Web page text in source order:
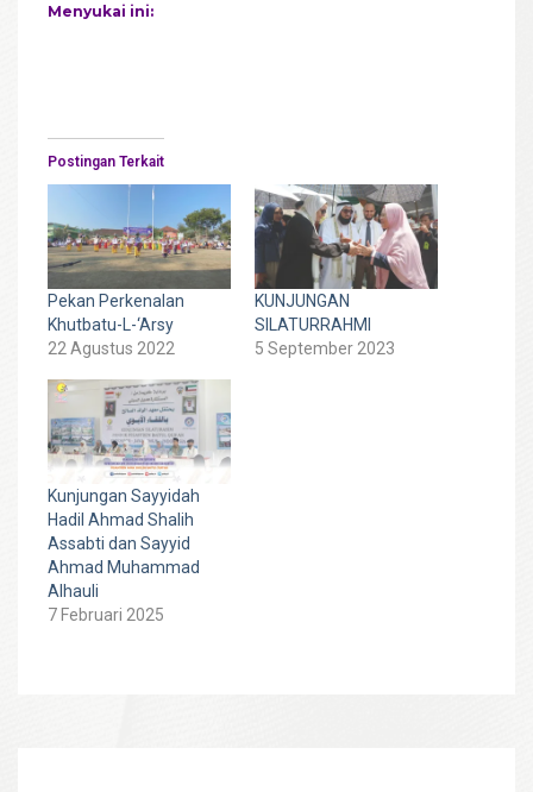
Menyukai ini:
Postingan Terkait
Pekan Perkenalan
Khutbatu-L-‘Arsy
22 Agustus 2022
KUNJUNGAN
SILATURRAHMI
5 September 2023
Kunjungan Sayyidah
Hadil Ahmad Shalih
Assabti dan Sayyid
Ahmad Muhammad
Alhauli
7 Februari 2025